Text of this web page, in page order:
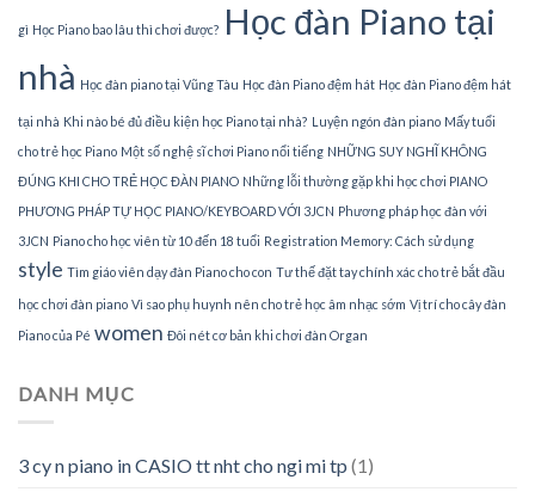
gì Học Piano bao lâu thì chơi được? Học đàn Piano tại
nhà Học đàn piano tại Vũng Tàu Học đàn Piano đệm hát Học đàn Piano đệm hát
tại nhà Khi nào bé đủ điều kiện học Piano tại nhà? Luyện ngón đàn piano Mấy tuổi
cho trẻ học Piano Một số nghệ sĩ chơi Piano nổi tiếng NHỮNG SUY NGHĨ KHÔNG
ĐÚNG KHI CHO TRẺ HỌC ĐÀN PIANO Những lỗi thường gặp khi học chơi PIANO
PHƯƠNG PHÁP TỰ HỌC PIANO/KEYBOARD VỚI 3JCN Phương pháp học đàn với
3JCN Piano cho học viên từ 10 đến 18 tuổi Registration Memory: Cách sử dụng
style Tìm giáo viên dạy đàn Piano cho con Tư thế đặt tay chính xác cho trẻ bắt đầu
học chơi đàn piano Vì sao phụ huynh nên cho trẻ học âm nhạc sớm Vị trí cho cây đàn
Piano của Pé women Đôi nét cơ bản khi chơi đàn Organ
DANH MỤC
3 cy n piano in CASIO tt nht cho ngi mi tp (1)